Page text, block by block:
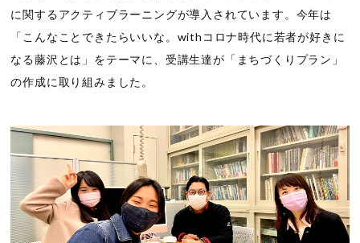
に関するアクティブラーニングが導入されています。今年は
「こんなことできたらいいな。withコロナ時代に若者が好きに
なる藤沢とは」をテーマに、受講生達が「まちづくりプラン」
の作成に取り組みました。